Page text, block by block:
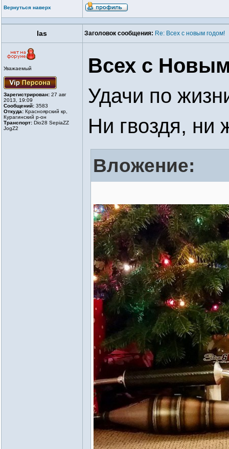
Вернуться наверх
las Заголовок сообщения: Re: Всех с новым годом!
Уважаемый
Зарегистрирован: 27 авг
2013, 19:09
Сообщений: 3583
Откуда: Красноярский кр,
Курагинский р-он
Транспорт: Dio28 SepiaZZ
JogZ2
Всех с
Удачи по
Ни гвоздя, ни
Вложение: